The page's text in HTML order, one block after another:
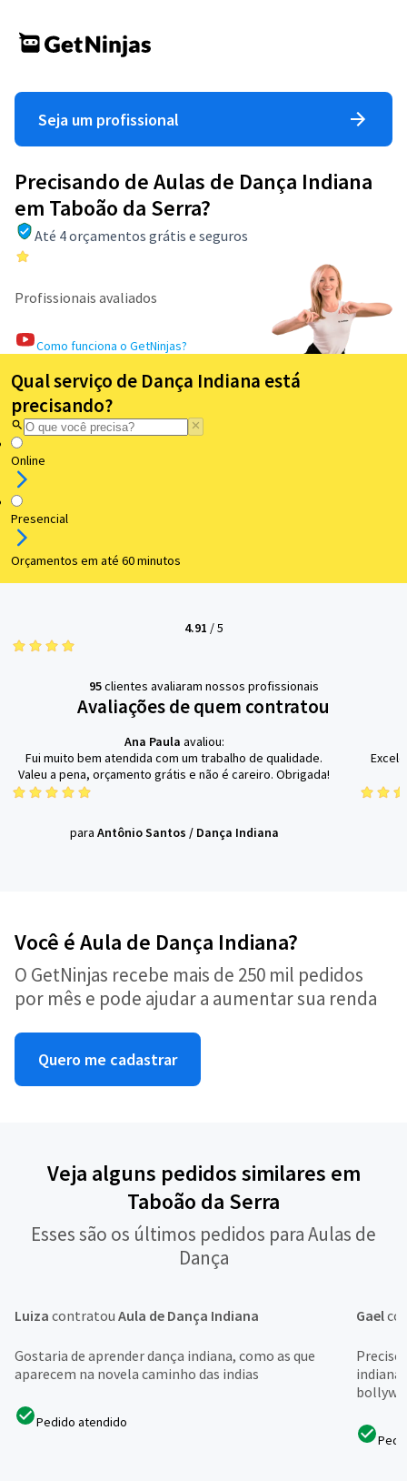
Seja um profissional
Precisando de Aulas de Dança Indiana
em Taboão da Serra?
Até 4 orçamentos grátis e seguros
Profissionais avaliados
Como funciona o GetNinjas?
Qual serviço de Dança Indiana está
precisando?
Online
Presencial
Orçamentos em até 60 minutos
4.91 /5
95clientes avaliaram nossos profissionais
Avaliações de quem contratou
Ana Paula avaliou:
Fui muito bem atendida com um trabalho de qualidade.
Valeu a pena, orçamento grátis e não é careiro. Obrigada!
para Antônio Santos / Dança Indiana
Você é Aula de Dança Indiana?
O GetNinjas recebe mais de 250 mil pedidos
por mês e pode ajudar a aumentar sua renda
Quero me cadastrar
Veja alguns pedidos similares em
Taboão da Serra
Esses são os últimos pedidos para Aulas de
Dança
Luiza contratou Aula de Dança Indiana
Gostaria de aprender dança indiana, como as que
aparecem na novela caminho das indias
Pedido atendido
Gael
Preciso
indiana